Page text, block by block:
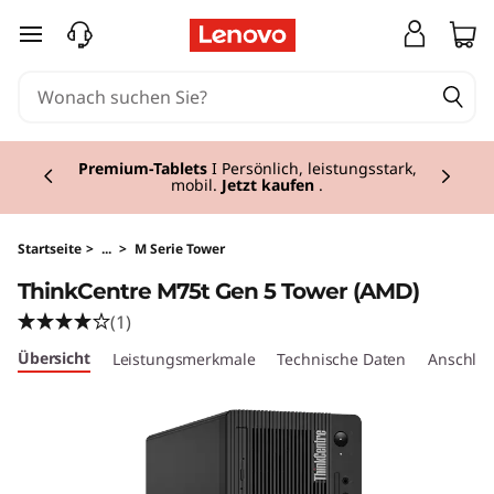
T
k
C
e
n
zum Hauptinhalt springen
Premium-Tablets I Persönlich, leistungsstark,
mobil. Jetzt kaufen .
Startseite > ... > M Serie Tower
ThinkCentre M75t Gen 5 Tower (AMD)
(1)
Übersicht Leistungsmerkmale Technische Daten